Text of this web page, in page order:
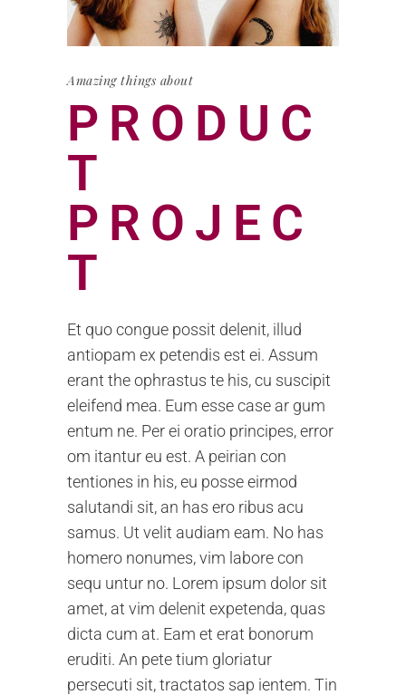
Amazing things about
PRODUC
T
PROJEC
T
Et quo congue possit delenit, illud
antiopam ex petendis est ei. Assum
erant the ophrastus te his, cu suscipit
eleifend mea. Eum esse case ar gum
entum ne. Per ei oratio principes, error
om itantur eu est. A peirian con
tentiones in his, eu posse eirmod
salutandi sit, an has ero ribus acu
samus. Ut velit audiam eam. No has
homero nonumes, vim labore con
sequ untur no. Lorem ipsum dolor sit
amet, at vim delenit expetenda, quas
dicta cum at. Eam et erat bonorum
eruditi. An pete tium gloriatur
persecuti sit, tractatos sap ientem. Tin